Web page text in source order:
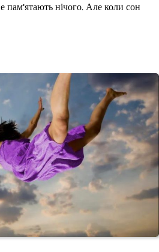
пам’ятають нічого. Але коли сон